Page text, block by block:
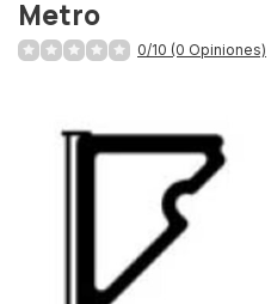
Metro
0/10 (0 Opiniones)